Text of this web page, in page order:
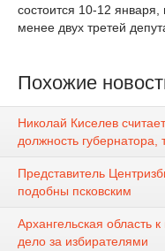
состоится 10-12
менее двух третей
Похожие
Николай Киселев
должность губернатора,
Представитель
подобны псковским
Архангельская область
дело за избирателями